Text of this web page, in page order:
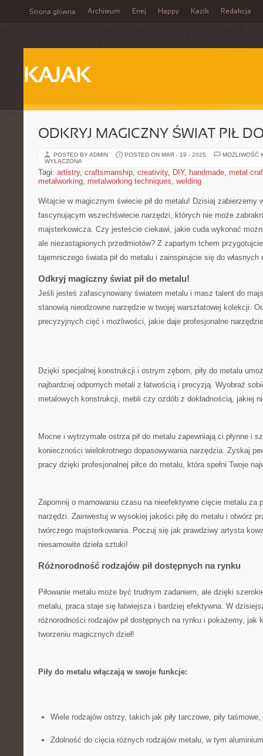
Strona główna Archiwum Enej Happy Kazik Redakcja
KAJAK
ODKRYJ MAGICZNY ŚWIAT PIŁ
POSTED BY ADMIN POSTED ON MAR - 19 - 2025
MOŻLIWOŚĆ
WYŁĄCZONA
Tagi: artistry, craftsmanship, creativity, DIY, handmade, metal
metalworking, metalworking techniques, welding
Witajcie w magicznym świecie pił do ​metalu! Dzisiaj zabierzemy
fascynującym wszechświecie narzędzi, których ⁣nie może
majsterkowicza. Czy jesteście ciekawi, jakie cuda wykonać
ale niezastąpionych przedmiotów? ⁢Z zapartym ‌tchem
tajemniczego ​świata pił do metalu i zainspirujcie się do własnych
Odkryj magiczny świat pił do metalu!
Jeśli jesteś zafascynowany światem metalu i masz talent do
stanowią nieodzowne narzędzie w twojej ​warsztatowej kolekcji.
⁢precyzyjnych cięć i możliwości, jakie daje profesjonalne
Dzięki specjalnej konstrukcji i ostrym zębom, piły do metalu
najbardziej odpornych metali z łatwością i precyzją. Wyobraź
⁣metalowych konstrukcji, mebli czy ozdób z ⁢dokładnością, jakiej
Mocne i⁣ wytrzymałe ​ostrza pił⁣ do metalu⁤ zapewniają ci płynne i
konieczności wielokrotnego dopasowywania narzędzia. ‍Zyskaj
pracy dzięki profesjonalnej ⁢piłce⁤ do metalu, która spełni Twoje
Zapomnij o marnowaniu czasu na nieefektywne cięcie metalu za
narzędzi. Zainwestuj w wysokiej jakości piłę ‌do metalu i otwórz
twórczego majsterkowania. Poczuj ​się jak prawdziwy artysta
‍niesamowite dzieła sztuki!
Różnorodność ⁢rodzajów ⁢pił dostępnych na rynku
Piłowanie metalu może być trudnym zadaniem, ale dzięki
metalu, praca staje się łatwiejsza‍ i bardziej efektywna. W
różnorodności rodzajów pił⁤ dostępnych na ​rynku⁢ i ⁤pokażemy, jak
tworzeniu magicznych ‌dzieł!
Piły ‍do metalu włączają w‍ swoje funkcje:
Wiele rodzajów ostrzy, takich jak piły tarczowe, piły
Zdolność do cięcia różnych rodzajów metalu, w tym